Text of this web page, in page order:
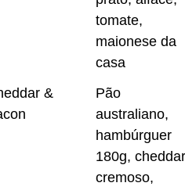
tomate,
maionese da
casa
&
Pão
australiano,
hambúrguer
180g, cheddar
cremoso,